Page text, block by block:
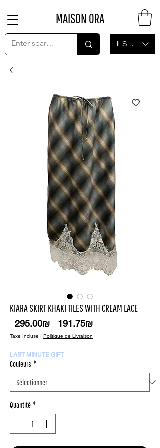
ILS (₪)
MAISON ORA
KIARA SKIRT KHAKI TILES WITH CREAM LACE
‏295.00 ‏₪ Prix
original
‏191.75 ‏₪
Taxe Incluse Politique de Livraison
LAST MINUTE GIFT
Couleurs *
Quantité *